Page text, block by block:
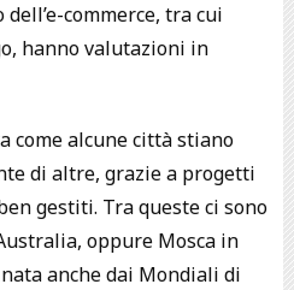
commerce, tra cui
hanno valutazioni in
come alcune città stiano
di altre, grazie a progetti
gestiti. Tra queste ci sono
oppure Mosca in
anche dai Mondiali di